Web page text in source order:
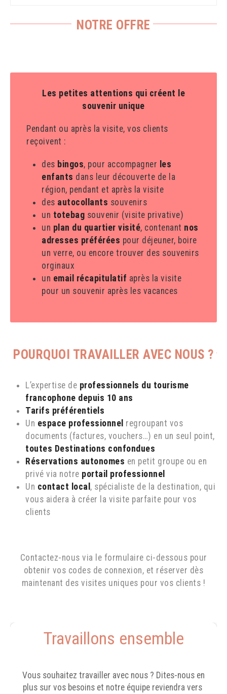
NOTRE OFFRE
Les petites attentions qui créent le
souvenir unique
Pendant ou après la visite, vos clients
reçoivent :
des bingos, pour accompagner les
enfants dans leur découverte de la
région, pendant et après la visite
des autocollants souvenirs
un totebag souvenir (visite privative)
un plan du quartier visité, contenant nos
adresses préférées pour déjeuner, boire
un verre, ou encore trouver des souvenirs
orginaux
un email récapitulatif après la visite
pour un souvenir après les vacances
POURQUOI TRAVAILLER AVEC NOUS ?
L’expertise de professionnels du tourisme
francophone depuis 10 ans
Tarifs préférentiels
Un espace professionnel regroupant vos
documents (factures, vouchers…) en un seul point,
toutes Destinations confondues
Réservations autonomes en petit groupe ou en
privé via notre portail professionnel
Un contact local , spécialiste de la destination, qui
vous aidera à créer la visite parfaite pour vos
clients
Contactez-nous via le formulaire ci-dessous pour
obtenir vos codes de connexion, et réserver dès
maintenant des visites uniques pour vos clients !
Travaillons ensemble
Vous souhaitez travailler avec nous ? Dites-nous en
plus sur vos besoins et notre équipe reviendra vers